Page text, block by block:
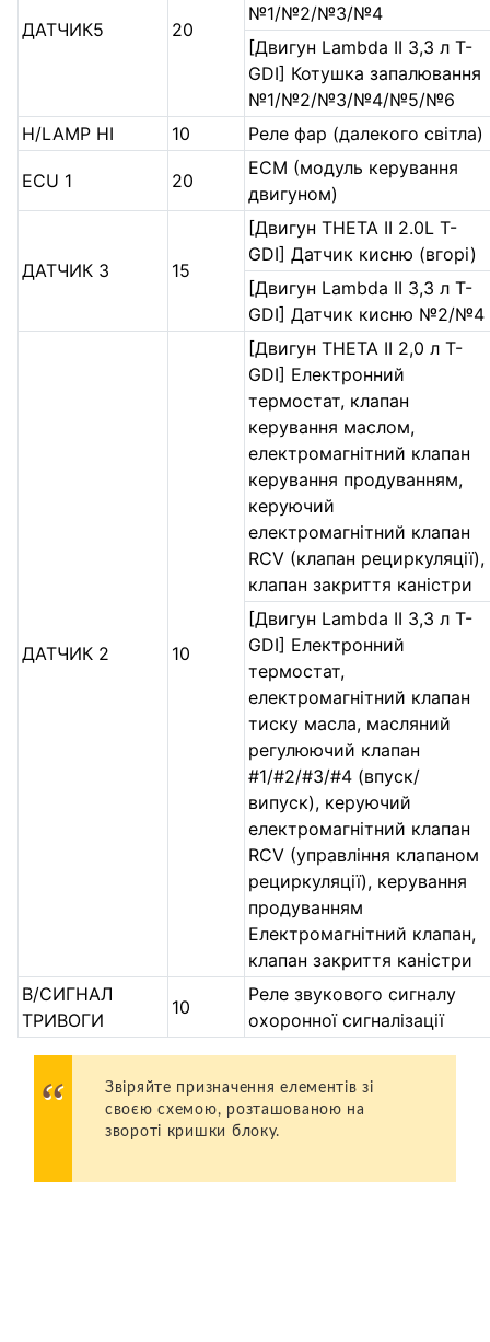
ДАТЧИК5 20
№1/№2/№3/№4
[Двигун Lambda II 3,3 л T-
GDI] Котушка запалювання
№1/№2/№3/№4/№5/№6
H/LAMP HI
10 Реле фар (далекого світла)
ECU 1 20
ECM (модуль керування
двигуном)
ДАТЧИК 3 15
[Двигун THETA II 2.0L T-
GDI] Датчик кисню (вгорі)
[Двигун Lambda II 3,3 л T-
GDI] Датчик кисню №2/№4
ДАТЧИК 2 10
[Двигун THETA II 2,0 л T-
GDI] Електронний
термостат, клапан
керування маслом,
електромагнітний клапан
керування продуванням,
керуючий
електромагнітний клапан
RCV (клапан рециркуляції),
клапан закриття каністри
[Двигун Lambda II 3,3 л T-
GDI] Електронний
термостат,
електромагнітний клапан
тиску масла, масляний
регулюючий клапан
#1/#2/#3/#4 (впуск/
випуск), керуючий
електромагнітний клапан
RCV (управління клапаном
рециркуляції), керування
продуванням
Електромагнітний клапан,
клапан закриття каністри
B/СИГНАЛ
ТРИВОГИ
10
Реле звукового сигналу
охоронної сигналізації
Звіряйте призначення елементів зі
своєю схемою, розташованою на
звороті кришки блоку.